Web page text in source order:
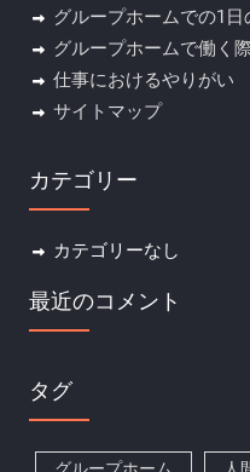
グループホームでの1
グループホームで働く
仕事におけるやりがい
サイトマップ
カテゴリー
カテゴリーなし
最近のコメント
タグ